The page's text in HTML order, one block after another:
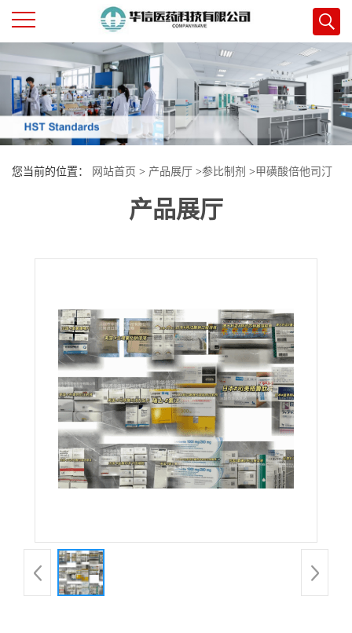
公
司
首
页
司
书
您当前的位置： 网站首页 > 产品展厅 >参比制剂 >甲磺酸倍他司汀
产品展厅